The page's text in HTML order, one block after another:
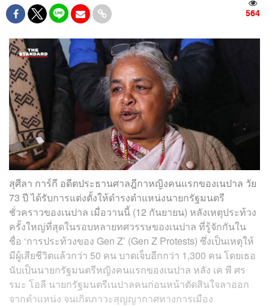
564
สุศีลา การ์กี อดีตประธานศาลฎีกาหญิงคนแรกของเนปาล วัย
73 ปี ได้รับการแต่งตั้งให้ดำรงตำแหน่งนายกรัฐมนตรี
ชั่วคราวของเนปาล เมื่อวานนี้ (12 กันยายน) หลังเหตุประท้วง
ครั้งใหญ่ที่สุดในรอบหลายทศวรรษของเนปาล ที่รู้จักกันใน
ชื่อ ‘การประท้วงของ Gen Z’ (Gen Z Protests) ซึ่งเป็นเหตุให้
มีผู้เสียชีวิตแล้วกว่า 50 คน บาดเจ็บอีกกว่า 1,300 คน โดยเธอ
นับเป็นนายกรัฐมนตรีหญิงคนแรกของเนปาล หลัง เค พี ศร
รมะ โอลี นายกรัฐมนตรีเนปาลคนก่อนหน้าตัดสินใจลาออก
จากตำแหน่ง จนเกิดภาวะสุญญากาศทางการเมือง